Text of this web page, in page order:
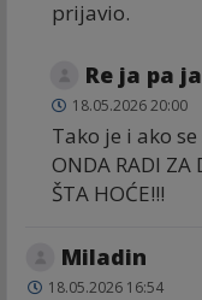
prijavio.
Re ja pa ja
18.05.2026 20:00
Tako je i ako
ONDA RADI ZA
ŠTA HOĆE!!!
Miladin
18.05.2026 16:54